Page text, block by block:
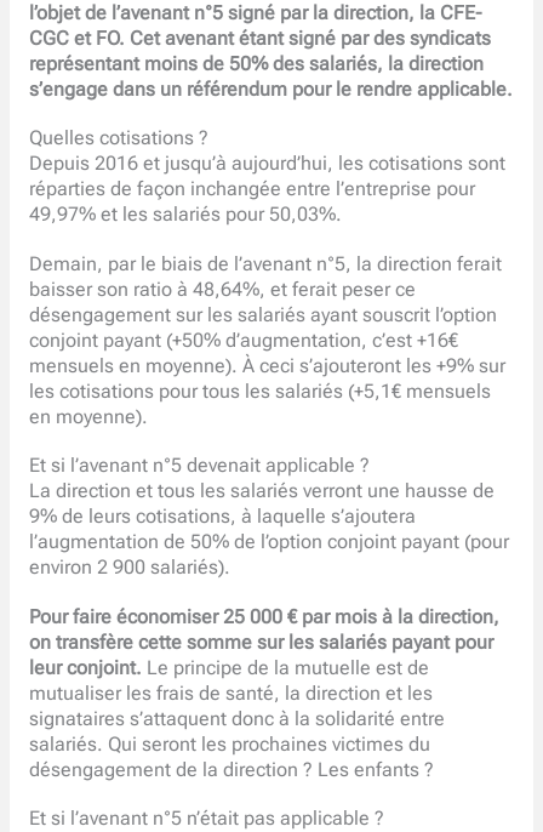
l’objet de l’avenant n°5 signé par la direction, la CFE-
CGC et FO. Cet avenant étant signé par des syndicats
représentant moins de 50% des salariés, la direction
s’engage dans un référendum pour le rendre applicable.
Quelles cotisations ?
Depuis 2016 et jusqu’à aujourd’hui, les cotisations sont
réparties de façon inchangée entre l’entreprise pour
49,97% et les salariés pour 50,03%.
Demain, par le biais de l’avenant n°5, la direction ferait
baisser son ratio à 48,64%, et ferait peser ce
désengagement sur les salariés ayant souscrit l’option
conjoint payant (+50% d’augmentation, c’est +16€
mensuels en moyenne). À ceci s’ajouteront les +9% sur
les cotisations pour tous les salariés (+5,1€ mensuels
en moyenne).
Et si l’avenant n°5 devenait applicable ?
La direction et tous les salariés verront une hausse de
9% de leurs cotisations, à laquelle s’ajoutera
l’augmentation de 50% de l’option conjoint payant (pour
environ 2 900 salariés).
Pour faire économiser 25 000 € par mois à la direction,
on transfère cette somme sur les salariés payant pour
leur conjoint. Le principe de la mutuelle est de
mutualiser les frais de santé, la direction et les
signataires s’attaquent donc à la solidarité entre
salariés. Qui seront les prochaines victimes du
désengagement de la direction ? Les enfants ?
Et si l’avenant n°5 n’était pas applicable ?